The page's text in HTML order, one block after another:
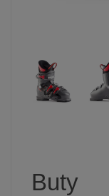
Buty